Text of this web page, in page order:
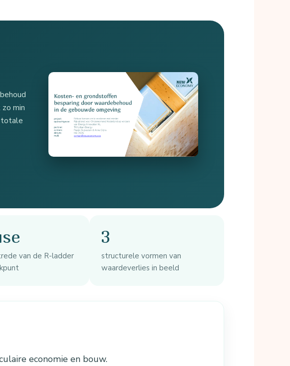
min
totale
van de R-ladder
3
structurele vormen van
waardeverlies in beeld
economie en bouw.